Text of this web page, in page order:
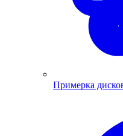
Примерка